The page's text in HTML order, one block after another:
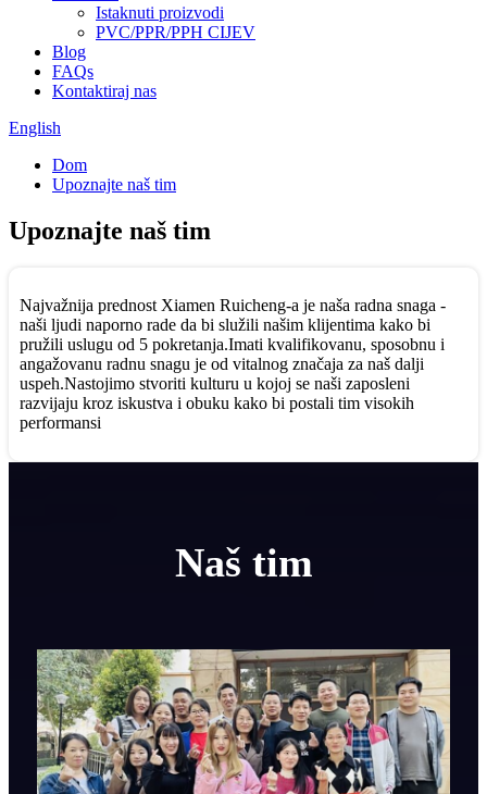
Istaknuti proizvodi
PVC/PPR/PPH CIJEV
Blog
FAQs
Kontaktiraj nas
English
Dom
Upoznajte naš tim
Upoznajte naš tim
Najvažnija prednost Xiamen Ruicheng-a je naša radna snaga -
naši ljudi naporno rade da bi služili našim klijentima kako bi
pružili uslugu od 5 pokretanja.Imati kvalifikovanu, sposobnu i
angažovanu radnu snagu je od vitalnog značaja za naš dalji
uspeh.Nastojimo stvoriti kulturu u kojoj se naši zaposleni
razvijaju kroz iskustva i obuku kako bi postali tim visokih
performansi
Naš tim